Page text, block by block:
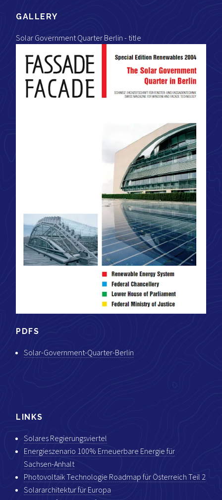
GALLERY
Solar Government Quarter Berlin - title
PDFS
Solar-Government-Quarter-Berlin
LINKS
Solares Regierungsviertel
Energieszenario 100% Erneuerbare Energie für
Sachsen-Anhalt
Photovoltaik Technologie Roadmap für Österreich Teil 2
Solararchitektur für Europa